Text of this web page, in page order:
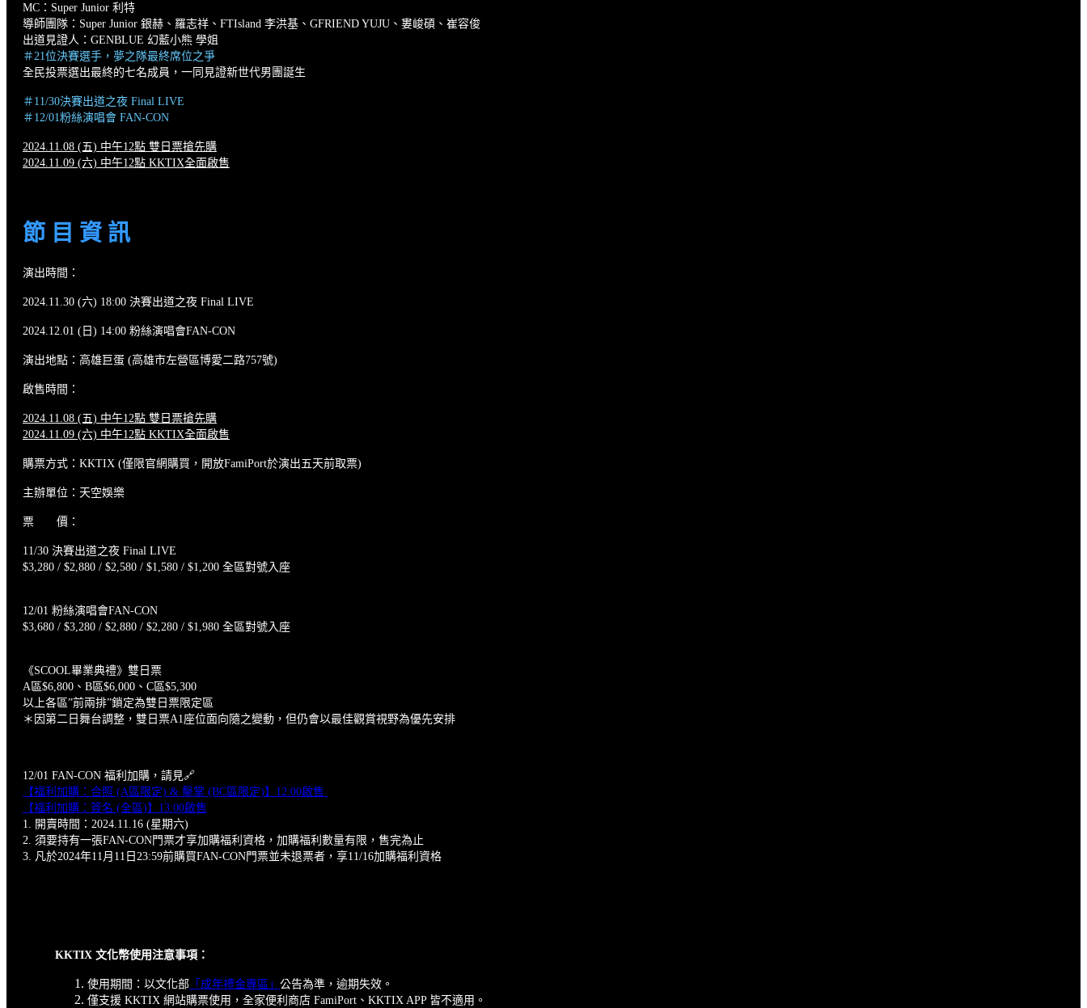
MC：Super Junior 利特
導師團隊：Super Junior 銀赫、羅志祥、FTIsland 李洪基、GFRIEND YUJU、婁峻碩、崔容俊
出道見證人：GENBLUE 幻藍小熊 學姐
＃21位決賽選手，夢之隊最終席位之爭
全民投票選出最終的七名成員，一同見證新世代男團誕生
＃11/30決賽出道之夜 Final LIVE
＃12/01粉絲演唱會 FAN-CON
2024.11.08 (五) 中午12點 雙日票搶先購
2024.11.09 (六) 中午12點 KKTIX全面啟售
節 目 資 訊
演出時間：
2024.11.30 (六) 18:00 決賽出道之夜 Final LIVE
2024.12.01 (日) 14:00 粉絲演唱會FAN-CON
演出地點：高雄巨蛋 (高雄市左營區博愛二路757號)
啟售時間：
2024.11.08 (五) 中午12點 雙日票搶先購
2024.11.09 (六) 中午12點 KKTIX全面啟售
購票方式：KKTIX (僅限官網購買，開放FamiPort於演出五天前取票)
主辦單位：天空娛樂
票 價：
11/30 決賽出道之夜 Final LIVE
$3,280 / $2,880 / $2,580 / $1,580 / $1,200 全區對號入座
12/01 粉絲演唱會FAN-CON
$3,680 / $3,280 / $2,880 / $2,280 / $1,980 全區對號入座
《SCOOL畢業典禮》雙日票
A區$6,800、B區$6,000、C區$5,300
以上各區”前兩排”鎖定為雙日票限定區
＊因第二日舞台調整，雙日票A1座位面向隨之變動，但仍會以最佳觀賞視野為優先安排
12/01 FAN-CON 福利加購，請見🔗
【福利加購：合照 (A區限定) & 擊掌 (BC區限定)】12:00啟售
【福利加購：簽名 (全區)】13:00啟售
1. 開賣時間：2024.11.16 (星期六)
2. 須要持有一張FAN-CON門票才享加購福利資格，加購福利數量有限，售完為止
3. 凡於2024年11月11日23:59前購買FAN-CON門票並未退票者，享11/16加購福利資格
KKTIX 文化幣使用注意事項：
使用期間：以文化部 「成年禮金專區」 公告為準，逾期失效。
僅支援 KKTIX 網站購票使用，全家便利商店 FamiPort、KKTIX APP 皆不適用。